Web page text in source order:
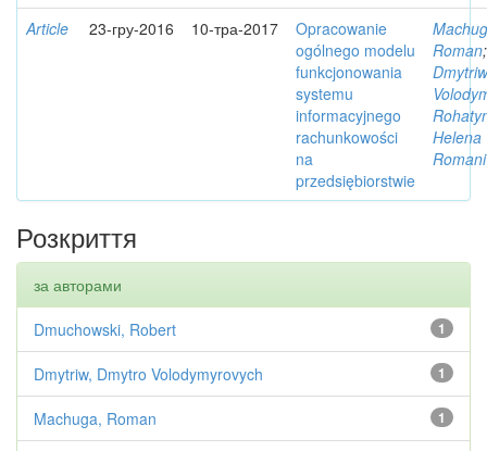
Article
23-гру-2016 10-тра-2017
Opracowanie
ogólnego modelu
funkcjonowania
systemu
informacyjnego
rachunkowości
na
przedsiębiorstwie
Roman;
Helena
Розкриття
за авторами
1
Dmuchowski, Robert
1
Dmytriw, Dmytro Volodymyrovych
1
Machuga, Roman